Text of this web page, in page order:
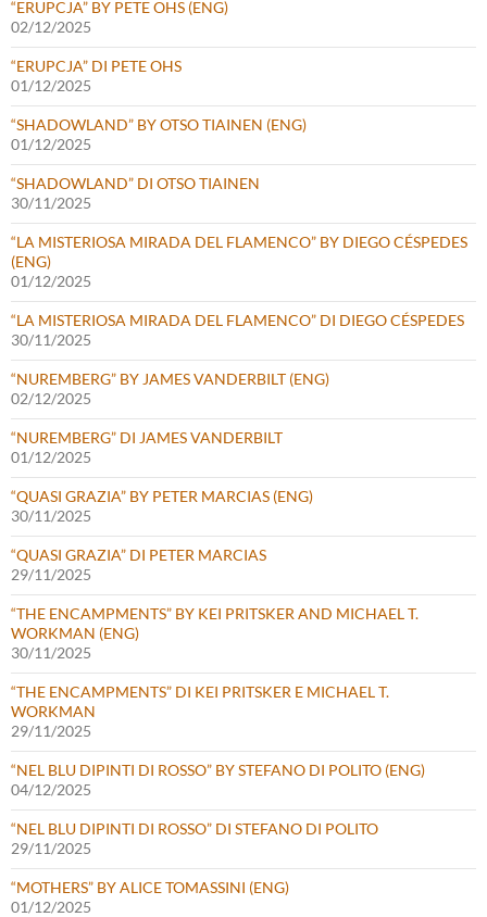
“ERUPCJA” BY PETE OHS (ENG)
02/12/2025
“ERUPCJA” DI PETE OHS
01/12/2025
“SHADOWLAND” BY OTSO TIAINEN (ENG)
01/12/2025
“SHADOWLAND” DI OTSO TIAINEN
30/11/2025
“LA MISTERIOSA MIRADA DEL FLAMENCO” BY DIEGO CÉSPEDES
(ENG)
01/12/2025
“LA MISTERIOSA MIRADA DEL FLAMENCO” DI DIEGO CÉSPEDES
30/11/2025
“NUREMBERG” BY JAMES VANDERBILT (ENG)
02/12/2025
“NUREMBERG” DI JAMES VANDERBILT
01/12/2025
“QUASI GRAZIA” BY PETER MARCIAS (ENG)
30/11/2025
“QUASI GRAZIA” DI PETER MARCIAS
29/11/2025
“THE ENCAMPMENTS” BY KEI PRITSKER AND MICHAEL T.
WORKMAN (ENG)
30/11/2025
“THE ENCAMPMENTS” DI KEI PRITSKER E MICHAEL T.
WORKMAN
29/11/2025
“NEL BLU DIPINTI DI ROSSO” BY STEFANO DI POLITO (ENG)
04/12/2025
“NEL BLU DIPINTI DI ROSSO” DI STEFANO DI POLITO
29/11/2025
“MOTHERS” BY ALICE TOMASSINI (ENG)
01/12/2025